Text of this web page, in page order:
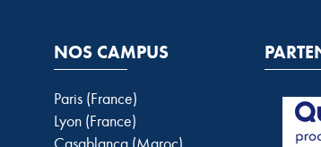
NOS CAMPUS
Paris (France)
Lyon (France)